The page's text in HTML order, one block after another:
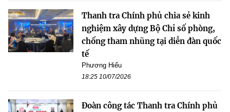
Thanh tra Chính phủ chia sẻ kinh
nghiệm xây dựng Bộ Chỉ số phòng,
chống tham nhũng tại diễn đàn quốc
tế
Phương Hiếu
18:25 10/07/2026
Đoàn công tác Thanh tra Chính phủ